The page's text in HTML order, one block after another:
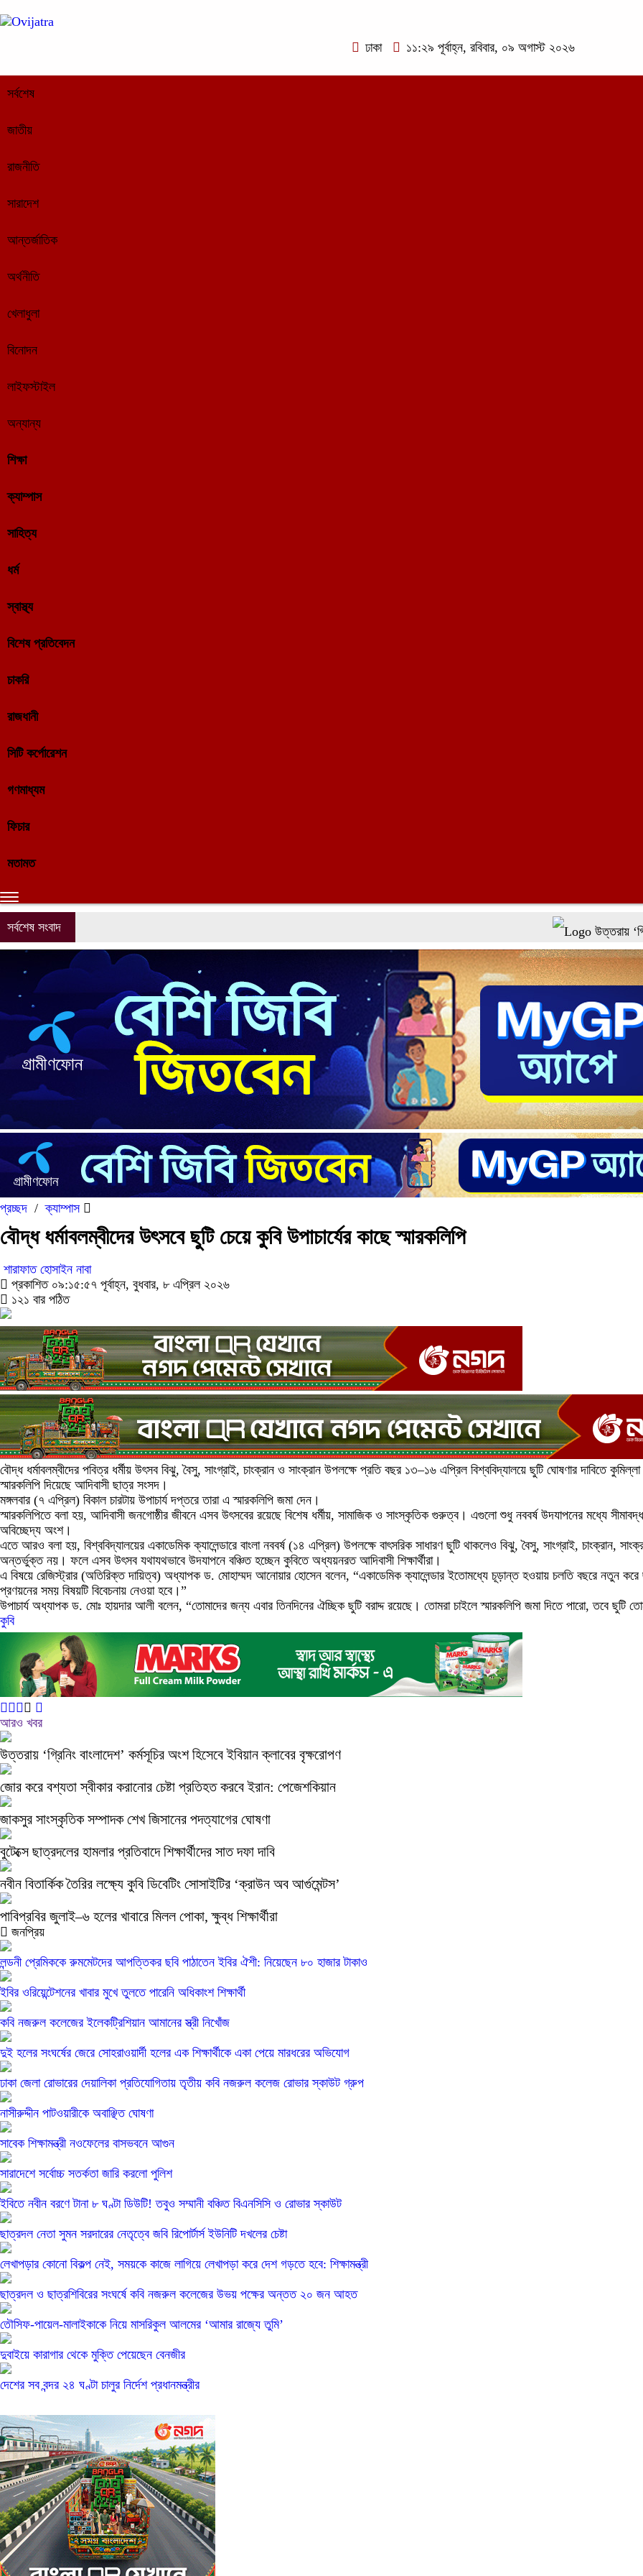
ঢাকা ১১:২৯ পূর্বাহ্ন, রবিবার, ০৯ অগাস্ট ২০২৬
সর্বশেষ
জাতীয়
রাজনীতি
সারাদেশ
আন্তর্জাতিক
অর্থনীতি
খেলাধুলা
বিনোদন
লাইফস্টাইল
অন্যান্য
শিক্ষা
ক্যাম্পাস
সাহিত্য
ধর্ম
স্বাস্থ্য
বিশেষ প্রতিবেদন
চাকরি
রাজধানী
সিটি কর্পোরেশন
গণমাধ্যম
ফিচার
মতামত
সর্বশেষ সংবাদ উত্তরায় ‘গ্রিনিং
প্রচ্ছদ /ক্যাম্পাস
বৌদ্ধ ধর্মাবলম্বীদের উৎসবে ছুটি চেয়ে কুবি উপাচার্যের কাছে স্মারকলিপি
শারাফাত হোসাইন নাবা
প্রকাশিত ০৯:১৫:৫৭ পূর্বাহ্ন, বুধবার, ৮ এপ্রিল ২০২৬
১২১ বার পঠিত
বৌদ্ধ ধর্মাবলম্বীদের পবিত্র ধর্মীয় উৎসব বিঝু, বৈসু, সাংগ্রাই, চাংক্রান ও সাংক্রান উপলক্ষে প্রতি বছর ১৩–১৬ এপ্রিল বিশ্ববিদ্যালয়ে ছুটি ঘোষণার দাবিতে
স্মারকলিপি দিয়েছে আদিবাসী ছাত্র সংসদ।
মঙ্গলবার (৭ এপ্রিল) বিকাল চারটায় উপাচার্য দপ্তরে তারা এ স্মারকলিপি জমা দেন।
স্মারকলিপিতে বলা হয়, আদিবাসী জনগোষ্ঠীর জীবনে এসব উৎসবের রয়েছে বিশেষ ধর্মীয়, সামাজিক ও সাংস্কৃতিক গুরুত্ব। এগুলো শুধু নববর্ষ উদযাপনের মধ্যে
অবিচ্ছেদ্য অংশ।
এতে আরও বলা হয়, বিশ্ববিদ্যালয়ের একাডেমিক ক্যালেন্ডারে বাংলা নববর্ষ (১৪ এপ্রিল) উপলক্ষে বাৎসরিক সাধারণ ছুটি থাকলেও বিঝু, বৈসু, সাংগ্রাই, চাংক্রান,
অন্তর্ভুক্ত নয়। ফলে এসব উৎসব যথাযথভাবে উদযাপনে বঞ্চিত হচ্ছেন কুবিতে অধ্যয়নরত আদিবাসী শিক্ষার্থীরা।
এ বিষয়ে রেজিস্ট্রার (অতিরিক্ত দায়িত্ব) অধ্যাপক ড. মোহাম্মদ আনোয়ার হোসেন বলেন, “একাডেমিক ক্যালেন্ডার ইতোমধ্যে চূড়ান্ত হওয়ায় চলতি বছরে নতুন
প্রণয়নের সময় বিষয়টি বিবেচনায় নেওয়া হবে।”
উপাচার্য অধ্যাপক ড. মোঃ হায়দার আলী বলেন, “তোমাদের জন্য এবার তিনদিনের ঐচ্ছিক ছুটি বরাদ্দ রয়েছে। তোমরা চাইলে স্মারকলিপি জমা দিতে পারো, তবে ছুটি
কুবি
আরও খবর
উত্তরায় ‘গ্রিনিং বাংলাদেশ’ কর্মসূচির অংশ হিসেবে ইবিয়ান ক্লাবের বৃক্ষরোপণ
জোর করে বশ্যতা স্বীকার করানোর চেষ্টা প্রতিহত করবে ইরান: পেজেশকিয়ান
জাকসুর সাংস্কৃতিক সম্পাদক শেখ জিসানের পদত্যাগের ঘোষণা
বুটেক্সে ছাত্রদলের হামলার প্রতিবাদে শিক্ষার্থীদের সাত দফা দাবি
নবীন বিতার্কিক তৈরির লক্ষ্যে কুবি ডিবেটিং সোসাইটির ‘ক্রাউন অব আর্গুমেন্টস’
পাবিপ্রবির জুলাই–৬ হলের খাবারে মিলল পোকা, ক্ষুব্ধ শিক্ষার্থীরা
জনপ্রিয়
লন্ডনী প্রেমিককে রুমমেটদের আপত্তিকর ছবি পাঠাতেন ইবির ঐশী: নিয়েছেন ৮০ হাজার টাকাও
ইবির ওরিয়েন্টেশনের খাবার মুখে তুলতে পারেনি অধিকাংশ শিক্ষার্থী
কবি নজরুল কলেজের ইলেকট্রিশিয়ান আমানের স্ত্রী নিখোঁজ
দুই হলের সংঘর্ষের জেরে সোহরাওয়ার্দী হলের এক শিক্ষার্থীকে একা পেয়ে মারধরের অভিযোগ
ঢাকা জেলা রোভারের দেয়ালিকা প্রতিযোগিতায় তৃতীয় কবি নজরুল কলেজ রোভার স্কাউট গ্রুপ
নাসীরুদ্দীন পাটওয়ারীকে অবাঞ্ছিত ঘোষণা
সাবেক শিক্ষামন্ত্রী নওফেলের বাসভবনে আগুন
সারাদেশে সর্বোচ্চ সতর্কতা জারি করলো পুলিশ
ইবিতে নবীন বরণে টানা ৮ ঘণ্টা ডিউটি! তবুও সম্মানী বঞ্চিত বিএনসিসি ও রোভার স্কাউট
ছাত্রদল নেতা সুমন সরদারের নেতৃত্বে জবি রিপোর্টার্স ইউনিটি দখলের চেষ্টা
লেখাপড়ার কোনো বিকল্প নেই, সময়কে কাজে লাগিয়ে লেখাপড়া করে দেশ গড়তে হবে: শিক্ষামন্ত্রী
ছাত্রদল ও ছাত্রশিবিরের সংঘর্ষে কবি নজরুল কলেজের উভয় পক্ষের অন্তত ২০ জন আহত
তৌসিফ-পায়েল-মালাইকাকে নিয়ে মাসরিকুল আলমের ‘আমার রাজ্যে তুমি’
দুবাইয়ে কারাগার থেকে মুক্তি পেয়েছেন বেনজীর
দেশের সব বন্দর ২৪ ঘণ্টা চালুর নির্দেশ প্রধানমন্ত্রীর